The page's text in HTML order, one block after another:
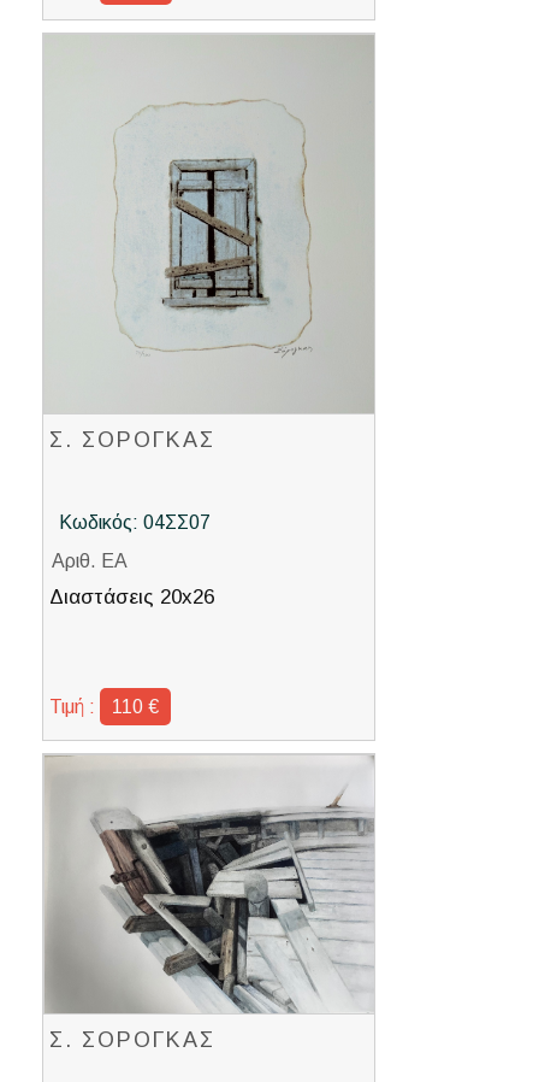
Σ. ΣΟΡΟΓΚΑΣ
Κωδικός: 04ΣΣ07
Αριθ. ΕΑ
Διαστάσεις 20x26
Τιμή : 110 €
Σ. ΣΟΡΟΓΚΑΣ